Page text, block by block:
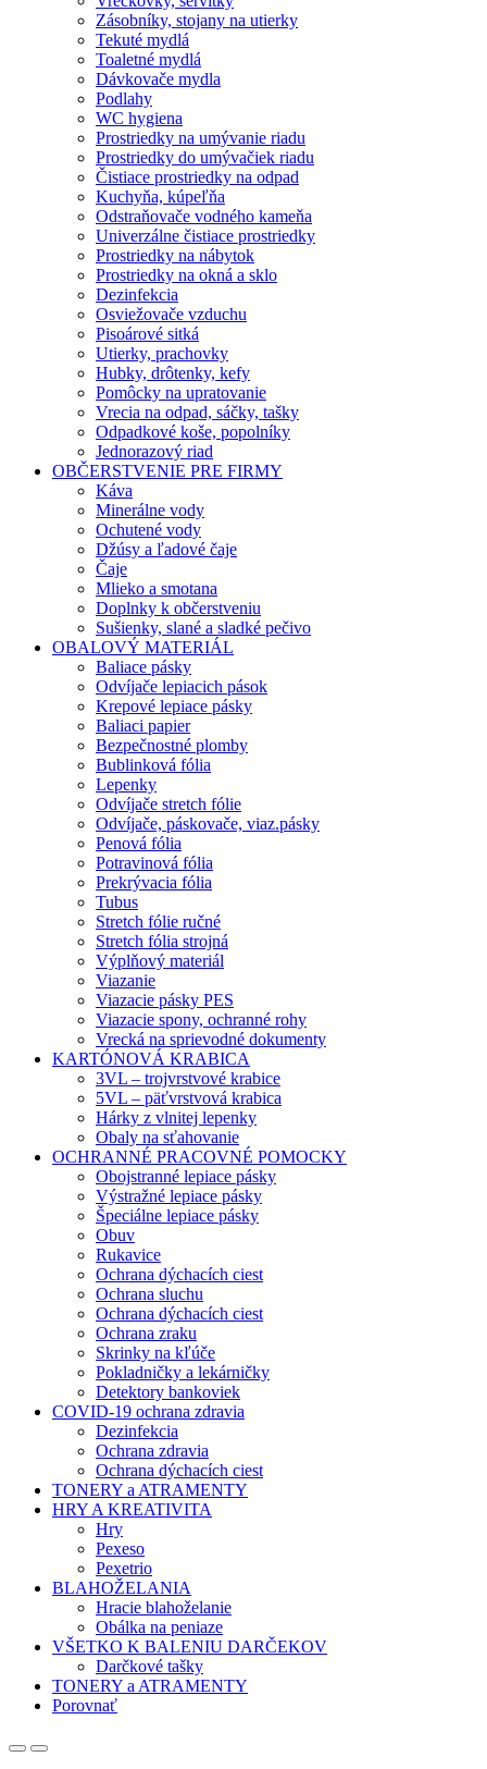
Zásobníky, stojany na utierky
Tekuté mydlá
Toaletné mydlá
Dávkovače mydla
Podlahy
WC hygiena
Prostriedky na umývanie riadu
Prostriedky do umývačiek riadu
Čistiace prostriedky na odpad
Kuchyňa, kúpeľňa
Odstraňovače vodného kameňa
Univerzálne čistiace prostriedky
Prostriedky na nábytok
Prostriedky na okná a sklo
Dezinfekcia
Osviežovače vzduchu
Pisoárové sitká
Utierky, prachovky
Hubky, drôtenky, kefy
Pomôcky na upratovanie
Vrecia na odpad, sáčky, tašky
Odpadkové koše, popolníky
Jednorazový riad
OBČERSTVENIE PRE FIRMY
Káva
Minerálne vody
Ochutené vody
Džúsy a ľadové čaje
Čaje
Mlieko a smotana
Doplnky k občerstveniu
Sušienky, slané a sladké pečivo
OBALOVÝ MATERIÁL
Baliace pásky
Odvíjače lepiacich pások
Krepové lepiace pásky
Baliaci papier
Bezpečnostné plomby
Bublinková fólia
Lepenky
Odvíjače stretch fólie
Odvíjače, páskovače, viaz.pásky
Penová fólia
Potravinová fólia
Prekrývacia fólia
Tubus
Stretch fólie ručné
Stretch fólia strojná
Výplňový materiál
Viazanie
Viazacie pásky PES
Viazacie spony, ochranné rohy
Vrecká na sprievodné dokumenty
KARTÓNOVÁ KRABICA
3VL – trojvrstvové krabice
5VL – päťvrstvová krabica
Hárky z vlnitej lepenky
Obaly na sťahovanie
OCHRANNÉ PRACOVNÉ POMOCKY
Obojstranné lepiace pásky
Výstražné lepiace pásky
Špeciálne lepiace pásky
Obuv
Rukavice
Ochrana dýchacích ciest
Ochrana sluchu
Ochrana dýchacích ciest
Ochrana zraku
Skrinky na kľúče
Pokladničky a lekárničky
Detektory bankoviek
COVID-19 ochrana zdravia
Dezinfekcia
Ochrana zdravia
Ochrana dýchacích ciest
TONERY a ATRAMENTY
HRY A KREATIVITA
Hry
Pexeso
Pexetrio
BLAHOŽELANIA
Hracie blahoželanie
Obálka na peniaze
VŠETKO K BALENIU DARČEKOV
Darčkové tašky
TONERY a ATRAMENTY
Porovnať
OpenClose